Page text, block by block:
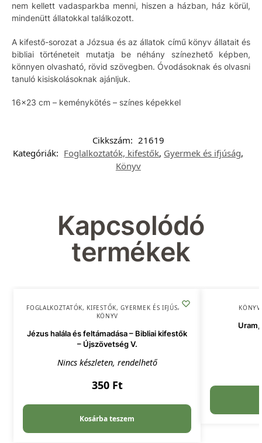
nem kellett vadasparkba menni, hiszen a házban, ház körül,
mindenütt állatokkal találkozott.
A kifestő-sorozat a Józsua és az állatok című könyv állatait és
bibliai történeteit mutatja be néhány színezhető képben,
könnyen olvasható, rövid szövegben. Óvodásoknak és olvasni
tanuló kisiskolásoknak ajánljuk.
16×23 cm – keménykötés – színes képekkel
Cikkszám: 21619
Kategóriák: Foglalkoztatók, kifestők, Gyermek és ifjúság,
Könyv
Kapcsolódó
termékek
FOGLALKOZTATÓK, KIFESTŐK,GYERMEK ÉS IFJÚSÁG,
KÖNYV
Jézus halála és feltámadása – Bibliai kifestők
– Újszövetség V.
Nincs készleten, rendelhető
350 Ft
Kosárba teszem
KÖNYV